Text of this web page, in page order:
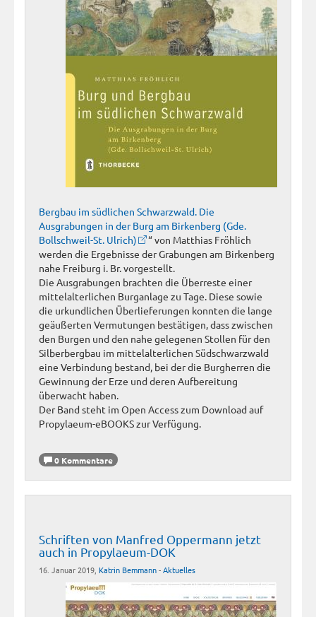
Bergbau im südlichen Schwarzwald. Die
Ausgrabungen in der Burg am Birkenberg (Gde.
Bollschweil-St. Ulrich)
“ von Matthias Fröhlich
werden die Ergebnisse der Grabungen am Birkenberg
nahe Freiburg i. Br. vorgestellt.
Die Ausgrabungen brachten die Überreste einer
mittelalterlichen Burganlage zu Tage. Diese sowie
die urkundlichen Überlieferungen konnten die lange
geäußerten Vermutungen bestätigen, dass zwischen
den Burgen und den nahe gelegenen Stollen für den
Silberbergbau im mittelalterlichen Südschwarzwald
eine Verbindung bestand, bei der die Burgherren die
Gewinnung der Erze und deren Aufbereitung
überwacht haben.
Der Band steht im Open Access zum Download auf
Propylaeum-eBOOKS zur Verfügung.
0 Kommentare
Schriften von Manfred Oppermann jetzt
auch in Propylaeum-DOK
16. Januar 2019, Katrin Bemmann-Aktuelles